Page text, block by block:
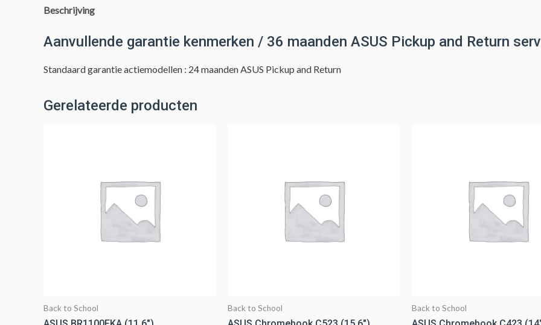
Beschrijving
Aanvullende garantie kenmerken / 36 maanden ASUS Pickup and Return
Standaard garantie actiemodellen : 24 maanden ASUS Pickup and Return
Gerelateerde producten
Back to School Back to School Back to School